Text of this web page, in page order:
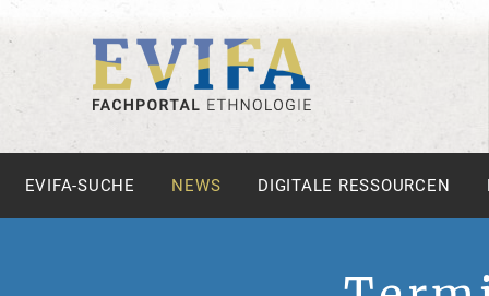
EVIFA-SUCHE NEWS DIGITALE RESSOURCEN